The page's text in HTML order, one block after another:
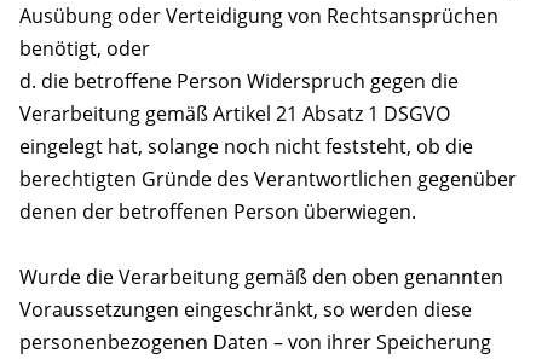
Ausübung oder Verteidigung von Rechtsansprüchen
benötigt, oder
d. die betroffene Person Widerspruch gegen die
Verarbeitung gemäß Artikel 21 Absatz 1 DSGVO
eingelegt hat, solange noch nicht feststeht, ob die
berechtigten Gründe des Verantwortlichen gegenüber
denen der betroffenen Person überwiegen.
Wurde die Verarbeitung gemäß den oben genannten
Voraussetzungen eingeschränkt, so werden diese
personenbezogenen Daten – von ihrer Speicherung